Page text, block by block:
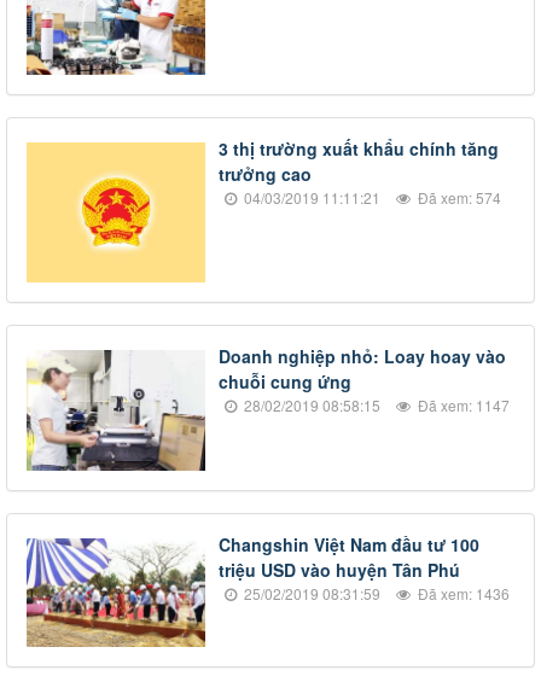
​3 thị trường xuất khẩu chính tăng
trưởng cao
04/03/2019 11:11:21 Đã xem: 574
​Doanh nghiệp nhỏ: Loay hoay vào
chuỗi cung ứng
28/02/2019 08:58:15 Đã xem: 1147
​Changshin Việt Nam đầu tư 100
triệu USD vào huyện Tân Phú
25/02/2019 08:31:59 Đã xem: 1436